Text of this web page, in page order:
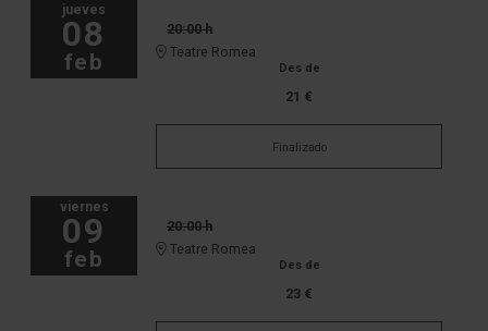
jueves
08
feb
20:00 h
Teatre Romea
Des de
21 €
Finalizado
viernes
09
feb
20:00 h
Teatre Romea
Des de
23 €